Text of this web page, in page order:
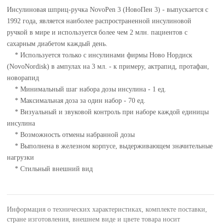
Инсулиновая шприц-ручка NovoPen 3 (НовоПен 3) - выпускается с
1992 года, является наиболее распространенной инсулиновой
ручкой в мире и используется более чем 2 млн. пациентов с
сахарным диабетом каждый день.
* Используется только с инсулинами фирмы Ново Нордиск
(NovoNordisk) в ампулах на 3 мл. - к примеру, актрапид, протафан,
новорапид
* Минимальный шаг набора дозы инсулина - 1 ед.
* Максимальная доза за один набор - 70 ед.
* Визуальный и звуковой контроль при наборе каждой единицы
инсулина
* Возможность отмены набранной дозы
* Выполнена в железном корпусе, выдерживающем значительные
нагрузки
* Стильный внешний вид
Информация о технических характеристиках, комплекте поставки,
стране изготовления, внешнем виде и цвете товара носит